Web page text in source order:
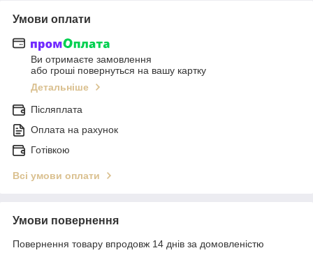
Умови оплати
Ви отримаєте замовлення
або гроші повернуться на вашу картку
Детальніше
Післяплата
Оплата на рахунок
Готівкою
Всі умови оплати
Умови повернення
Повернення товару впродовж 14 днів за домовленістю